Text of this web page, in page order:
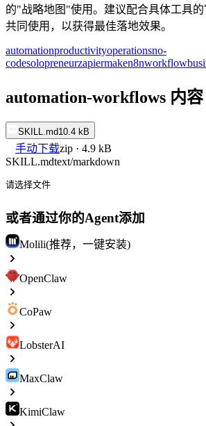
的"战略地图"使用。建议配合具体工具
共同使用，以获得最佳落地效果。
automationproductivityoperationsno-
codesolopreneurzapiermaken8nworkflow
automation-workflows 内容
SKILL.md10.4 kB
手动下载zip · 4.9 kB
SKILL.mdtext/markdown
请选择文件
或者通过你的Agent添加
Molili(推荐，一键安装)
OpenClaw
CoPaw
LobsterAI
MaxClaw
KimiClaw